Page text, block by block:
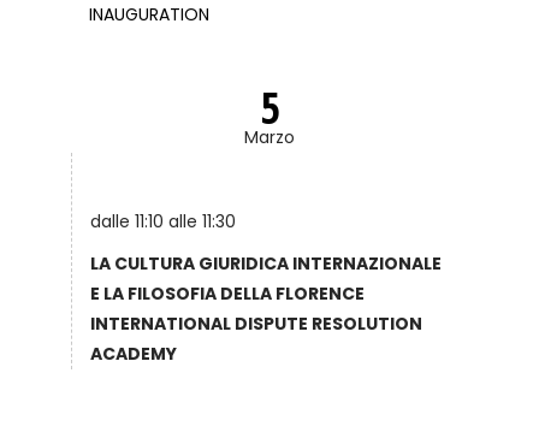
INAUGURATION
5
Marzo
dalle 11:10 alle 11:30
LA CULTURA GIURIDICA INTERNAZIONALE
E LA FILOSOFIA DELLA FLORENCE
INTERNATIONAL DISPUTE RESOLUTION
ACADEMY